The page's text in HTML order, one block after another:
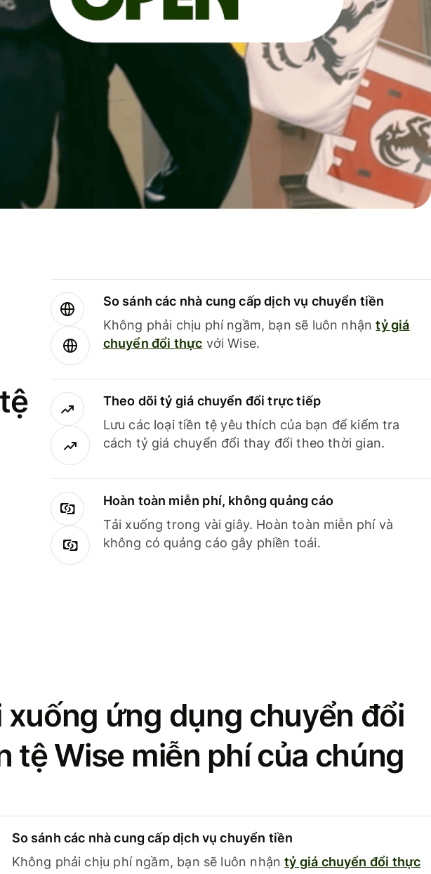
So sánh các nhà cung cấp dịch vụ chuyển tiền
Không phải chịu phí ngầm, bạn sẽ luôn nhậntỷ giá
chuyển đổi thực với Wise.
Theo dõi tỷ giá chuyển đổi trực tiếp
Lưu các loại tiền tệ yêu thích của bạn để kiểm tra
cách tỷ giá chuyển đổi thay đổi theo thời gian.
Hoàn toàn miễn phí, không quảng cáo
Tải xuống trong vài giây. Hoàn toàn miễn phí và
không có quảng cáo gây phiền toái.
xuống ứng dụng chuyển đổi
tệ Wise miễn phí của chúng
So sánh các nhà cung cấp dịch vụ chuyển tiền
Không phải chịu phí ngầm, bạn sẽ luôn nhậntỷ giá chuyển đổi thực